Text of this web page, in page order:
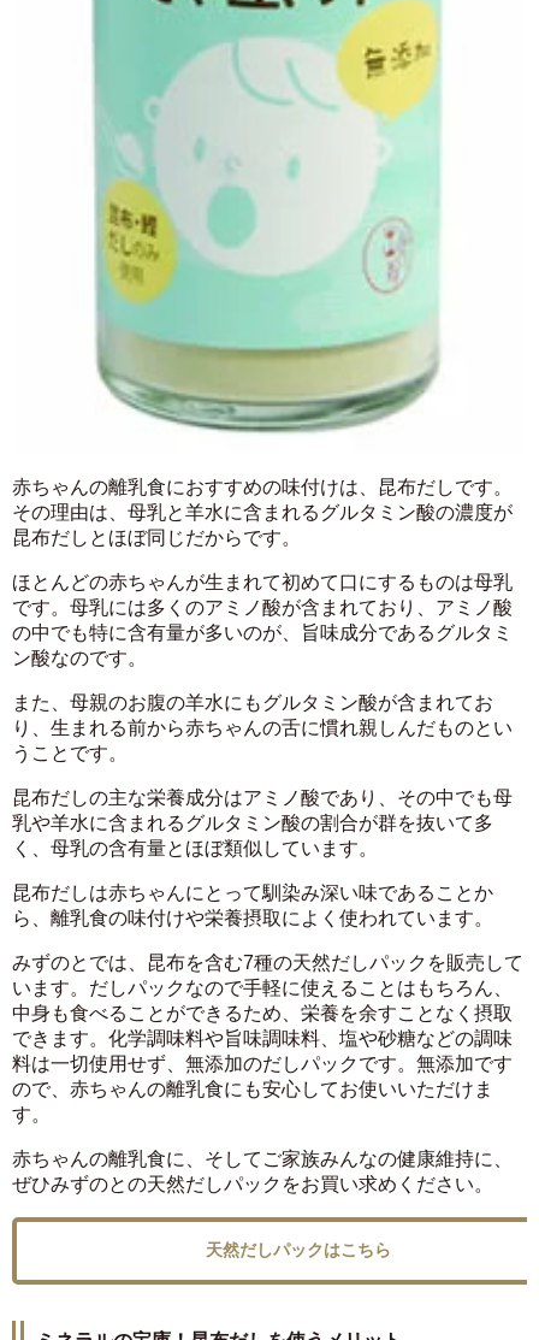
赤ちゃんの離乳食におすすめの味付けは、昆布だしです。
その理由は、母乳と羊水に含まれるグルタミン酸の濃度が
昆布だしとほぼ同じだからです。
ほとんどの赤ちゃんが生まれて初めて口にするものは母乳
です。母乳には多くのアミノ酸が含まれており、アミノ酸
の中でも特に含有量が多いのが、旨味成分であるグルタミ
ン酸なのです。
また、母親のお腹の羊水にもグルタミン酸が含まれてお
り、生まれる前から赤ちゃんの舌に慣れ親しんだものとい
うことです。
昆布だしの主な栄養成分はアミノ酸であり、その中でも母
乳や羊水に含まれるグルタミン酸の割合が群を抜いて多
く、母乳の含有量とほぼ類似しています。
昆布だしは赤ちゃんにとって馴染み深い味であることか
ら、離乳食の味付けや栄養摂取によく使われています。
みずのとでは、昆布を含む7種の天然だしパックを販売して
います。だしパックなので手軽に使えることはもちろん、
中身も食べることができるため、栄養を余すことなく摂取
できます。化学調味料や旨味調味料、塩や砂糖などの調味
料は一切使用せず、無添加のだしパックです。無添加です
ので、赤ちゃんの離乳食にも安心してお使いいただけま
す。
赤ちゃんの離乳食に、そしてご家族みんなの健康維持に、
ぜひみずのとの天然だしパックをお買い求めください。
天然だしパックはこちら